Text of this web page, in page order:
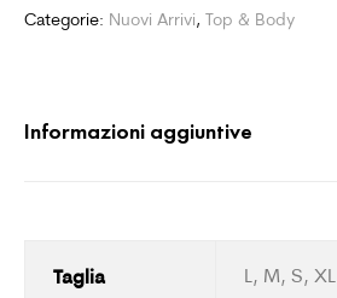
Categorie: Nuovi Arrivi, Top & Body
Informazioni aggiuntive
Taglia L, M, S, XL